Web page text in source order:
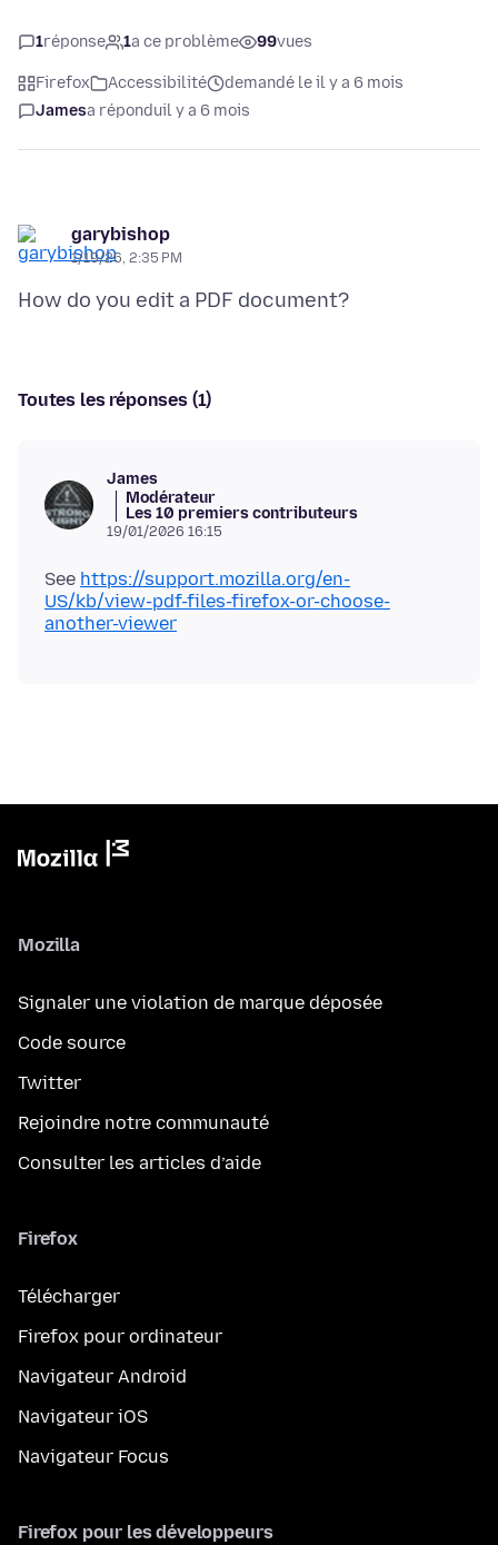
1réponse 1a ce problème 99vues
Firefox Accessibilité
demandé le il y a 6 mois
Jamesa réponduil y a 6 mois
garybishop
1/19/26, 2:35 PM
Toutes les réponses (1)
James
Modérateur
Les 10 premiers contributeurs
19/01/2026 16:15
See https://support.mozilla.org/en-
US/kb/view-pdf-files-firefox-or-choose-
another-viewer
Mozilla
Signaler une violation de marque déposée
Code source
Twitter
Rejoindre notre communauté
Consulter les articles d’aide
Firefox
Télécharger
Firefox pour ordinateur
Navigateur Android
Navigateur iOS
Navigateur Focus
Firefox pour les développeurs